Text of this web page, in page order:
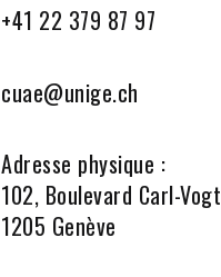
+41 22 379 87 97
cuae@unige.ch
Adresse physique :
102, Boulevard Carl-Vogt
1205 Genève